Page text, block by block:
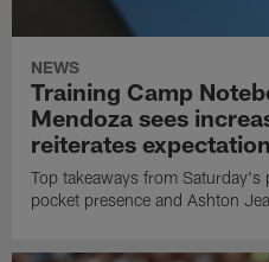
NEWS
Training Camp
Mendoza sees
reiterates
Top takeaways from
pocket presence and Ashton